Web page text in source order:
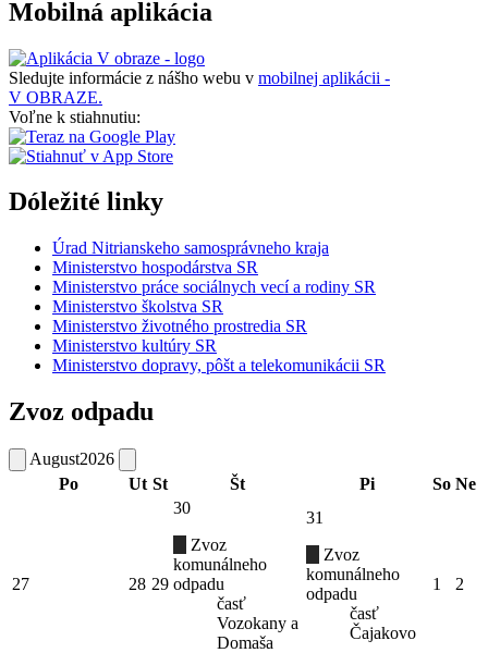
Mobilná aplikácia
Sledujte informácie z nášho webu v mobilnej aplikácii -
V OBRAZE.
Voľne k stiahnutiu:
Dóležité linky
Úrad Nitrianskeho samosprávneho kraja
Ministerstvo hospodárstva SR
Ministerstvo práce sociálnych vecí a rodiny SR
Ministerstvo školstva SR
Ministerstvo životného prostredia SR
Ministerstvo kultúry SR
Ministerstvo dopravy, pôšt a telekomunikácii SR
Zvoz odpadu
August2026
Po
Ut St Št Pi So Ne
27 28 29
30
Zvoz
komunálneho
odpadu
časť
Vozokany a
Domaša
31
Zvoz
komunálneho
odpadu
časť
Čajakovo
1 2